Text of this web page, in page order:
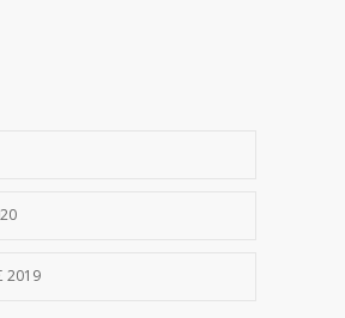
2019